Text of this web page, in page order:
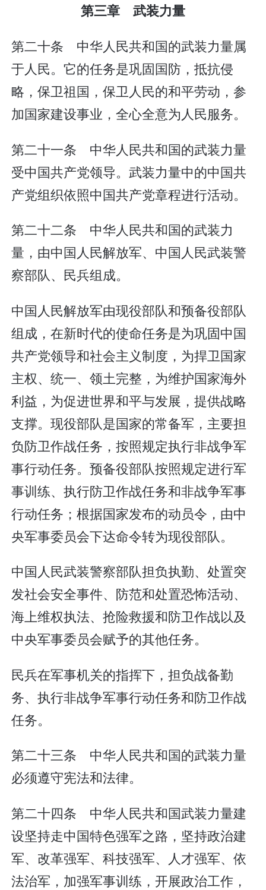
第三章 武装力量
第二十条 中华人民共和国的武装力量属
于人民。它的任务是巩固国防，抵抗侵
略，保卫祖国，保卫人民的和平劳动，参
加国家建设事业，全心全意为人民服务。
第二十一条 中华人民共和国的武装力量
受中国共产党领导。武装力量中的中国共
产党组织依照中国共产党章程进行活动。
第二十二条 中华人民共和国的武装力
量，由中国人民解放军、中国人民武装警
察部队、民兵组成。
中国人民解放军由现役部队和预备役部队
组成，在新时代的使命任务是为巩固中国
共产党领导和社会主义制度，为捍卫国家
主权、统一、领土完整，为维护国家海外
利益，为促进世界和平与发展，提供战略
支撑。现役部队是国家的常备军，主要担
负防卫作战任务，按照规定执行非战争军
事行动任务。预备役部队按照规定进行军
事训练、执行防卫作战任务和非战争军事
行动任务；根据国家发布的动员令，由中
央军事委员会下达命令转为现役部队。
中国人民武装警察部队担负执勤、处置突
发社会安全事件、防范和处置恐怖活动、
海上维权执法、抢险救援和防卫作战以及
中央军事委员会赋予的其他任务。
民兵在军事机关的指挥下，担负战备勤
务、执行非战争军事行动任务和防卫作战
任务。
第二十三条 中华人民共和国的武装力量
必须遵守宪法和法律。
第二十四条 中华人民共和国武装力量建
设坚持走中国特色强军之路，坚持政治建
军、改革强军、科技强军、人才强军、依
法治军，加强军事训练，开展政治工作，